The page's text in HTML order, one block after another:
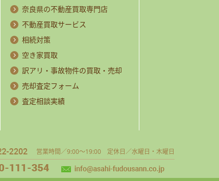
奈良県の不動産買取専門店
不動産買取サービス
相続対策
空き家買取
訳アリ・事故物件の買取・売却
売却査定フォーム
査定相談実績
営業時間／9:00～19:00 定休日／水曜日・木曜日